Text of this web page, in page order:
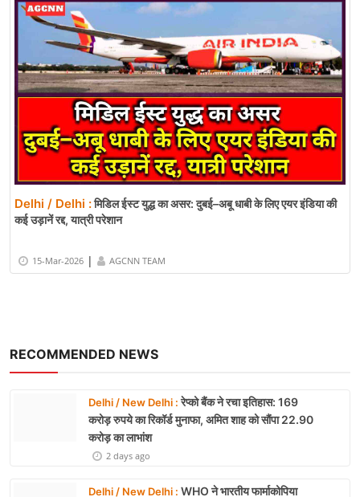
RECOMMENDED NEWS
Delhi / New Delhi :रेप्को बैंक ने रचा इतिहास: 169
करोड़ रुपये का रिकॉर्ड मुनाफा, अमित शाह को सौंपा 22.90
करोड़ का लाभांश
2 days ago
Delhi / New Delhi : WHO ने भारतीय फार्माकोपिया
Delhi / Delhi :मिडिल ईस्ट युद्ध का असर: दुबई–अबू धाबी के लिए एयर इंडिया की
कई उड़ानें रद्द, यात्री परेशान
15-Mar-2026 | AGCNN TEAM